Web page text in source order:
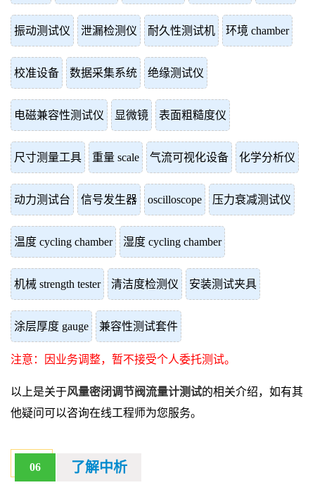
振动测试仪 泄漏检测仪 耐久性测试机 环境 chamber
校准设备 数据采集系统 绝缘测试仪
电磁兼容性测试仪 显微镜 表面粗糙度仪
尺寸测量工具 重量 scale 气流可视化设备 化学分析仪
动力测试台 信号发生器 oscilloscope 压力衰减测试仪
温度 cycling chamber 湿度 cycling chamber
机械 strength tester 清洁度检测仪 安装测试夹具
涂层厚度 gauge 兼容性测试套件
注意：因业务调整，暂不接受个人委托测试。
以上是关于风量密闭调节阀流量计测试的相关介绍，如有其
他疑问可以咨询在线工程师为您服务。
06 了解中析